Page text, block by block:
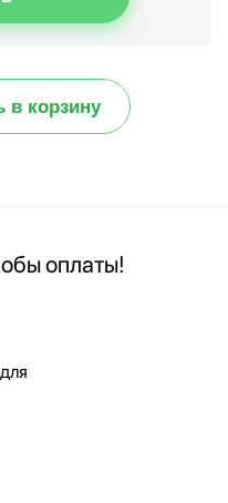
в корзину
оплаты!